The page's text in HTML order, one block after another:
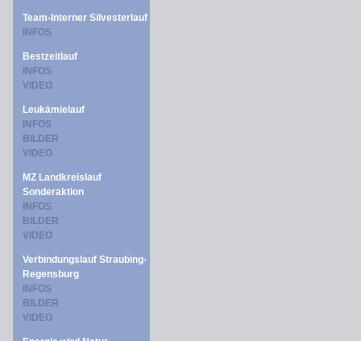
Team-Interner Silvesterlauf
INFOS
Bestzeitlauf
INFOS
VIDEO
Leukämielauf
INFOS
BILDER
VIDEO
MZ Landkreislauf
Sonderaktion
INFOS
BILDER
VIDEO
Verbindungslauf Straubing-
Regensburg
INFOS
BILDER
VIDEO